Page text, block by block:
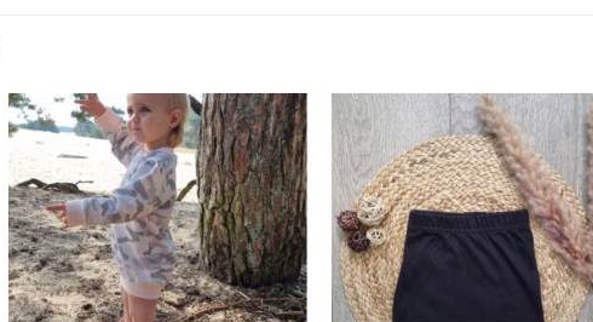
Toevoegen
aan
wenslijst
aan